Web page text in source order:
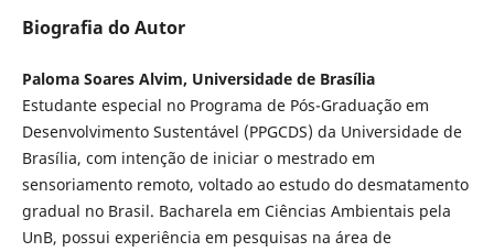
Biografia do Autor
Paloma Soares Alvim, Universidade de Brasília
Estudante especial no Programa de Pós-Graduação em
Desenvolvimento Sustentável (PPGCDS) da Universidade de
Brasília, com intenção de iniciar o mestrado em
sensoriamento remoto, voltado ao estudo do desmatamento
gradual no Brasil. Bacharela em Ciências Ambientais pela
UnB, possui experiência em pesquisas na área de